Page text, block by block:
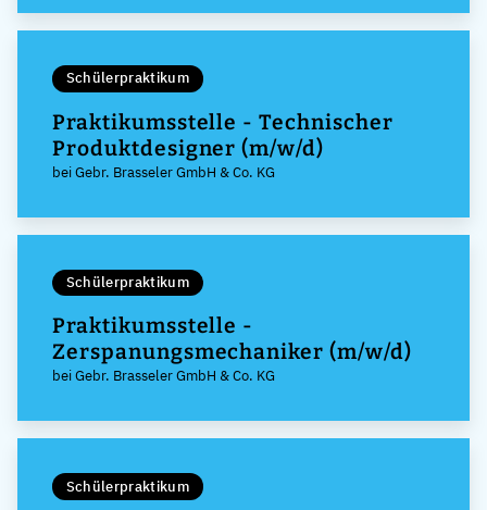
Schülerpraktikum
Praktikumsstelle - Technischer
Produktdesigner (m/w/d)
bei Gebr. Brasseler GmbH & Co. KG
Schülerpraktikum
Praktikumsstelle -
Zerspanungsmechaniker (m/w/d)
bei Gebr. Brasseler GmbH & Co. KG
Schülerpraktikum